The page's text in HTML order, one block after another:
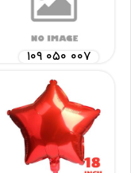
۱۰۹ ۰۵۰ ۰۰۷